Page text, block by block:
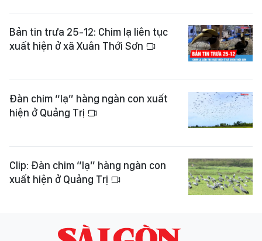
Bản tin trưa 25-12: Chim lạ liên tục
xuất hiện ở xã Xuân Thới Sơn
Đàn chim “lạ” hàng ngàn con xuất
hiện ở Quảng Trị
Clip: Đàn chim “lạ” hàng ngàn con
xuất hiện ở Quảng Trị